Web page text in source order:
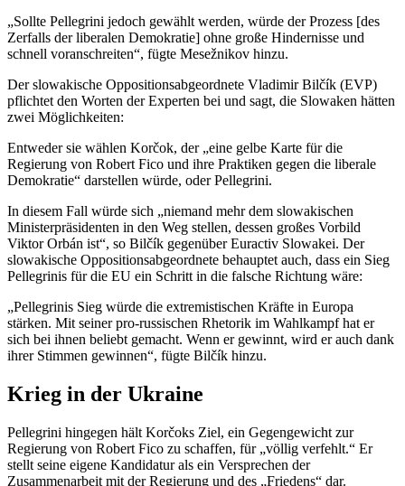
„Sollte Pellegrini jedoch gewählt werden, würde der Prozess [des
Zerfalls der liberalen Demokratie] ohne große Hindernisse und
schnell voranschreiten“, fügte Mesežnikov hinzu.
Der slowakische Oppositionsabgeordnete Vladimir Bilčík (EVP)
pflichtet den Worten der Experten bei und sagt, die Slowaken hätten
zwei Möglichkeiten:
Entweder sie wählen Korčok, der „eine gelbe Karte für die
Regierung von Robert Fico und ihre Praktiken gegen die liberale
Demokratie“ darstellen würde, oder Pellegrini.
In diesem Fall würde sich „niemand mehr dem slowakischen
Ministerpräsidenten in den Weg stellen, dessen großes Vorbild
Viktor Orbán ist“, so Bilčík gegenüber Euractiv Slowakei. Der
slowakische Oppositionsabgeordnete behauptet auch, dass ein Sieg
Pellegrinis für die EU ein Schritt in die falsche Richtung wäre:
„Pellegrinis Sieg würde die extremistischen Kräfte in Europa
stärken. Mit seiner pro-russischen Rhetorik im Wahlkampf hat er
sich bei ihnen beliebt gemacht. Wenn er gewinnt, wird er auch dank
ihrer Stimmen gewinnen“, fügte Bilčík hinzu.
Krieg in der Ukraine
Pellegrini hingegen hält Korčoks Ziel, ein Gegengewicht zur
Regierung von Robert Fico zu schaffen, für „völlig verfehlt.“ Er
stellt seine eigene Kandidatur als ein Versprechen der
Zusammenarbeit mit der Regierung und des „Friedens“ dar.